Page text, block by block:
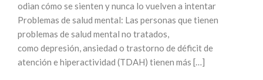
odian cómo se sienten y nunca lo vuelven a intentar
Problemas de salud mental: Las personas que tienen
problemas de salud mental no tratados,
como depresión, ansiedad o trastorno de déficit de
atención e hiperactividad (TDAH) tienen más […]